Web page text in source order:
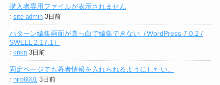
購入者専用ファイルが表示されません
: site-admin 3日前
パターン編集画面が真っ白で編集できない（WordPress 7.0.2 /
SWELL 2.17.1）
: knkn 3日前
固定ページでも著者情報を入れられるようにしたい。
: hiro6001 3日前